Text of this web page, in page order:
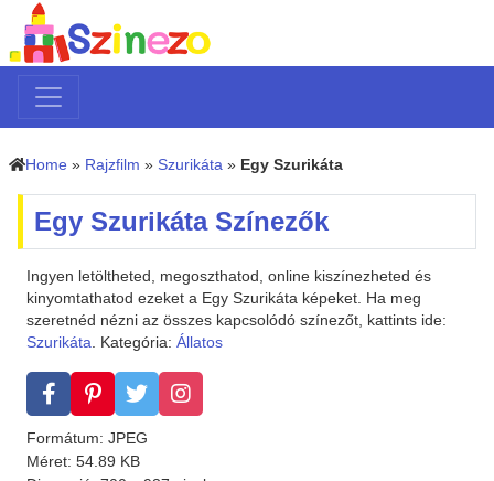
Home » Rajzfilm » Szurikáta » Egy Szurikáta
Egy Szurikáta Színezők
Ingyen letöltheted, megoszthatod, online kiszínezheted és
kinyomtathatod ezeket a Egy Szurikáta képeket. Ha meg
szeretnéd nézni az összes kapcsolódó színezőt, kattints ide:
Szurikáta. Kategória: Állatos
Formátum: JPEG
Méret: 54.89 KB